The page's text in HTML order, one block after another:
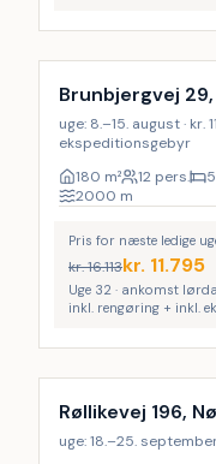
LAST MINUTE
Inkl. rengøring
Brunbjergvej
uge: 8.–15. august · kr.
ekspeditionsgebyr
180 m² 12 pers.
2000 m
Pris for næste ledige
kr.16.113kr. 11.795
Uge 32 · ankomst
inkl. rengøring + inkl.
Røllikevej 196,
uge: 18.–25.